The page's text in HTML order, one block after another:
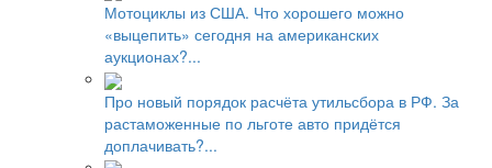
Мотоциклы из США. Что хорошего можно
«выцепить» сегодня на американских
аукционах?...
Про новый порядок расчёта утильсбора в РФ. За
растаможенные по льготе авто придётся
доплачивать?...